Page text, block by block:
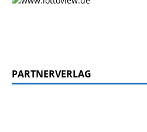
PARTNERVERLAG